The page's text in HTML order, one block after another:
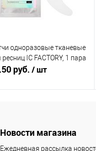
одноразовые тканевые
ресниц IC FACTORY, 1 пара
руб. / шт
Купить в 1
Сравнение
Новости магазина
Ежедневная рассылка